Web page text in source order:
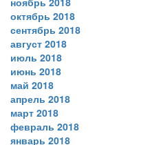
октябрь 2018
сентябрь 2018
август 2018
июль 2018
июнь 2018
май 2018
апрель 2018
март 2018
февраль 2018
январь 2018